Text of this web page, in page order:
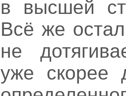
в высшей
Всё же
не
уже скорее